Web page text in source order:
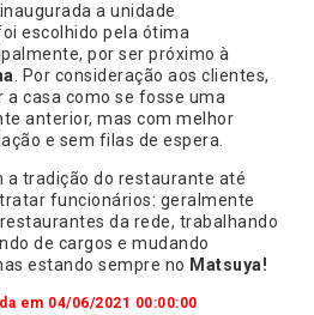
a unidade
escolhido pela ótima
por ser próximo à
. Por consideração aos clientes,
a casa como se fosse uma
anterior, mas com melhor
e sem filas de espera.
a tradição do restaurante até
funcionários: geralmente
da rede, trabalhando
de cargos e mudando
estando sempre no Matsuya!
em 04/06/2021 00:00:00